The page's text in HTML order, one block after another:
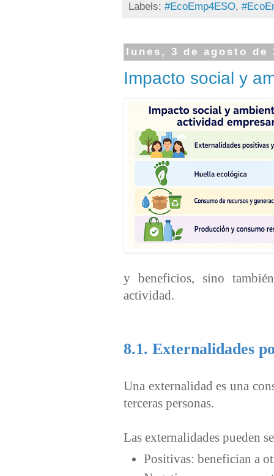
Labels: #EcoEmp4ESO,
lunes, 3 de agosto de
Impacto social y
y beneficios, sino
actividad.
8.1. Externalidades
Una externalidad es una
terceras personas.
Las externalidades pueden
Positivas: benefician a